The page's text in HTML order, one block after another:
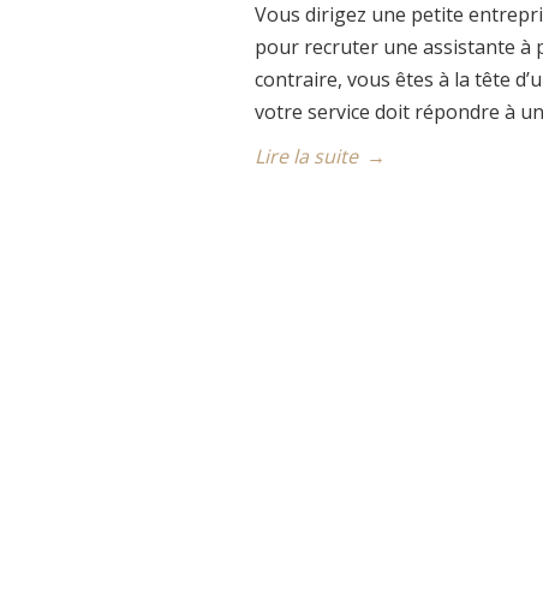
Vous dirigez une petite
pour recruter une assistante à
contraire, vous êtes à la tête
votre service doit répondre à
Lire la suite →